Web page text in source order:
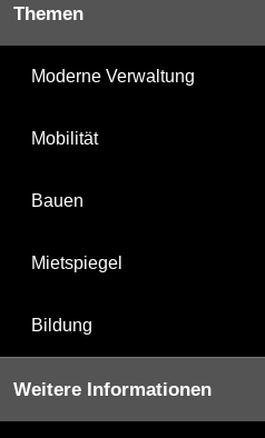
Themen
Moderne Verwaltung
Mobilität
Bauen
Mietspiegel
Bildung
Weitere Informationen